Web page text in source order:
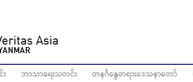
ဘာသာရေးသတင်း တနင်္ဂနွေတရားဒေသနာတော်